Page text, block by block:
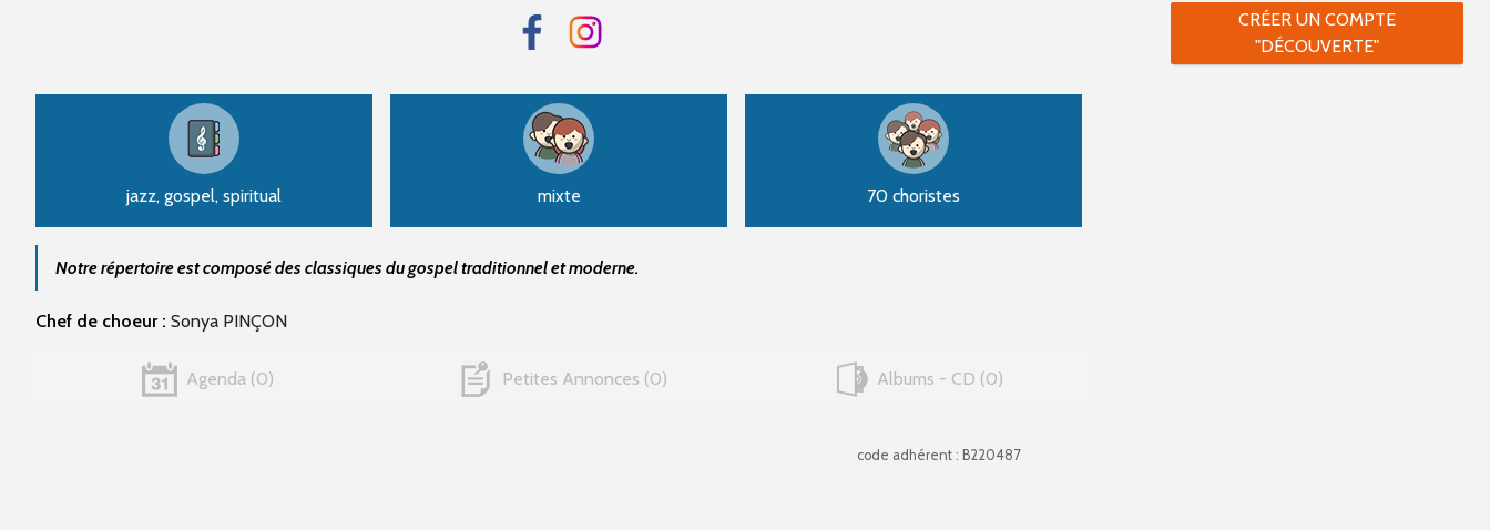
jazz, gospel, spiritual mixte 70 choristes
Notre répertoire est composé des classiques du gospel traditionnel et moderne.
Chef de choeur : Sonya PINÇON
Agenda 0 Petites Annonces 0 Albums - CD 0
code adhérent : B220487
CRÉER UN COMPTE
"DÉCOUVERTE"